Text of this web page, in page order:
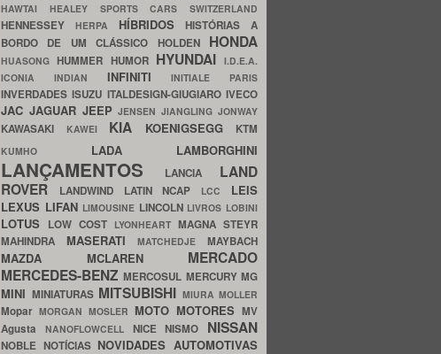
HAWTAI HEALEY SPORTS CARS SWITZERLAND
HENNESSEY HERPA HÍBRIDOSHISTÓRIAS A
BORDO DE UM CLÁSSICO HOLDEN HONDA
HUASONGHUMMER HUMOR HYUNDAI I.D.E.A.
ICONIA INDIAN INFINITIINITIALE PARIS
INVERDADESISUZU ITALDESIGN-GIUGIAROIVECO
JAC JAGUAR JEEPJENSENJIANGLINGJONWAY
KAWASAKI KAWEI KIA KOENIGSEGG KTM
KUMHO LADA LAMBORGHINI
LANÇAMENTOS LANCIA LAND
ROVER
LANDWIND LATIN NCAP LCC LEIS
LEXUS LIFAN LIMOUSINE LINCOLN LIVROS LOBINI
LOTUS LOW COST LYONHEART MAGNA STEYR
MAHINDRA MASERATIMATCHEDJEMAYBACH
MAZDA MCLAREN MERCADO
MERCEDES-BENZMERCOSUL MERCURYMG
MINI MINIATURAS MITSUBISHI MIURA MOLLER
Mopar MORGAN MOSLER MOTO MOTORES MV
Agusta NANOFLOWCELL NICENISMO NISSAN
NOBLE NOTÍCIAS NOVIDADES AUTOMOTIVAS